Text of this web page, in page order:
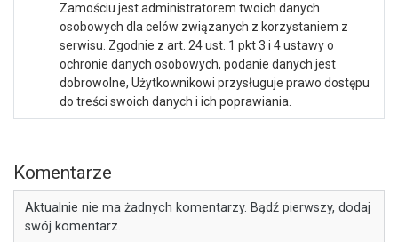
Zamościu jest administratorem twoich danych
osobowych dla celów związanych z korzystaniem z
serwisu. Zgodnie z art. 24 ust. 1 pkt 3 i 4 ustawy o
ochronie danych osobowych, podanie danych jest
dobrowolne, Użytkownikowi przysługuje prawo dostępu
do treści swoich danych i ich poprawiania.
Komentarze
Aktualnie nie ma żadnych komentarzy. Bądź pierwszy, dodaj
swój komentarz.